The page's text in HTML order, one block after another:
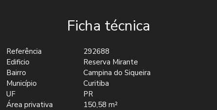
Ficha técnica
Referência
292688
Edificio
Reserva Mirante
Bairro
Campina do Siqueira
Município
Curitiba
UF
PR
Área privativa
150,58 m²